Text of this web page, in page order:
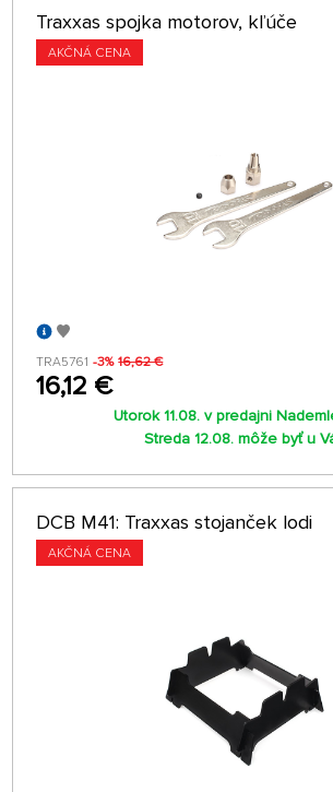
Traxxas spojka motorov, kľúče
AKČNÁ CENA
TRA5761 -3% 16,62 €
16,12 €
Utorok 11.08. v predajni
Streda 12.08. môže byť u
DCB M41: Traxxas stojanček lodi
AKČNÁ CENA